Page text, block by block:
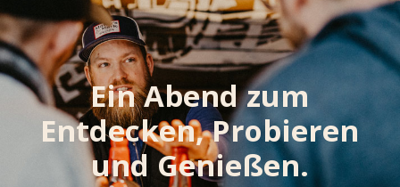
Ein Abend zum
Entdecken, Probieren
und Genießen.